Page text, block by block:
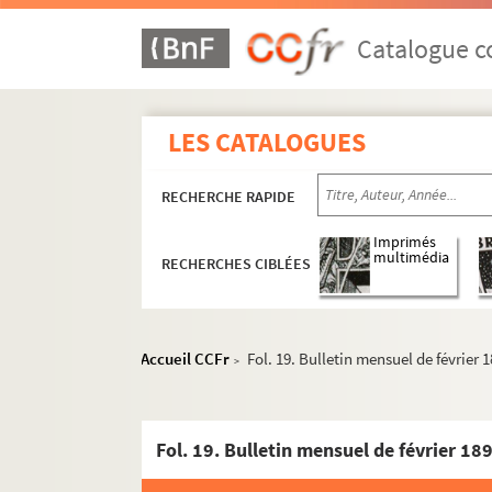
Catalogue
LES CATALOGUES
RECHERCHE RAPIDE
RECHERCHES CIBLÉES
Imprimés
multimédia
Accueil CCFr > Fol. 19. Bulletin mensuel de février
Fol. 19. Bulletin mensuel de février